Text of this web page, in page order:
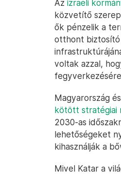
Az izraeli
közvetítő
ők pénzelik a
otthont biztosító
voltak azzal,
Magyarország
kötött stratégiai
2030-as
lehetőségeket
kihasználják a
Mivel Katar a